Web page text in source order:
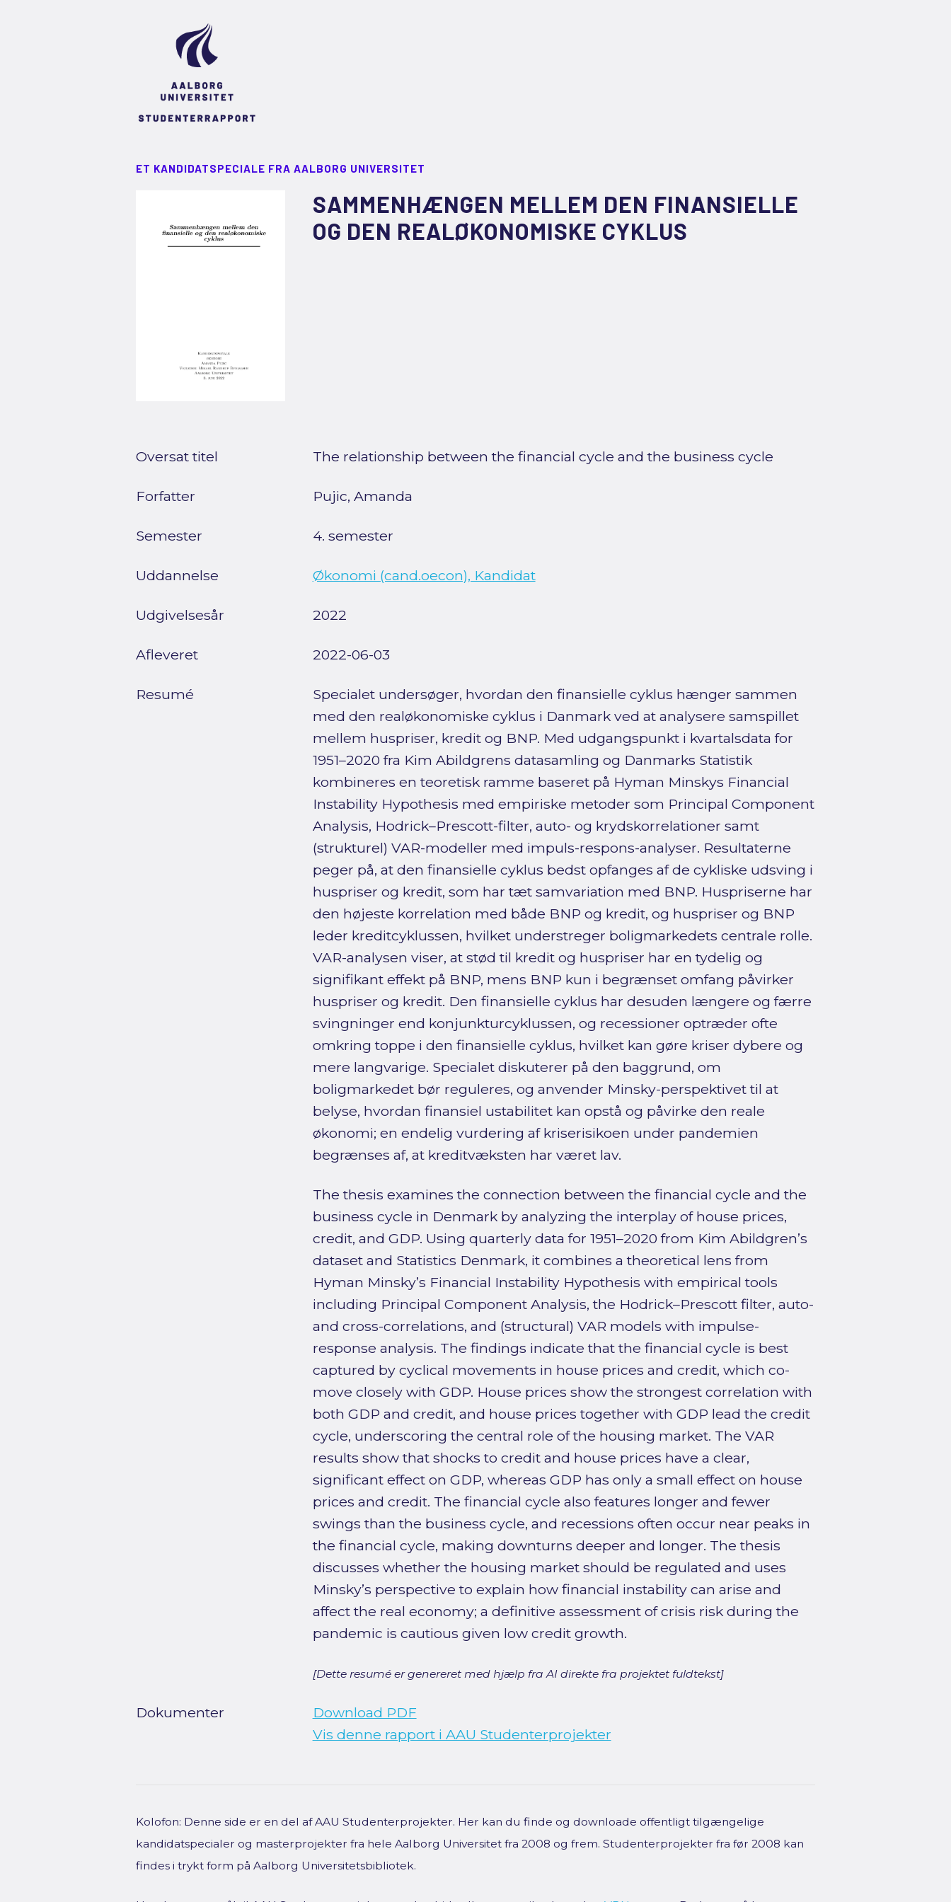
ET KANDIDATSPECIALE FRA AALBORG UNIVERSITET
SAMMENHÆNGEN MELLEM DEN FINANSIELLE
OG DEN REALØKONOMISKE CYKLUS
Oversat titel The relationship between the financial cycle and the business cycle
Forfatter Pujic, Amanda
Semester 4. semester
Uddannelse Økonomi (cand.oecon), Kandidat
Udgivelsesår 2022
Afleveret 2022-06-03
Resumé
Specialet undersøger, hvordan den finansielle cyklus hænger sammen
med den realøkonomiske cyklus i Danmark ved at analysere samspillet
mellem huspriser, kredit og BNP. Med udgangspunkt i kvartalsdata for
1951–2020 fra Kim Abildgrens datasamling og Danmarks Statistik
kombineres en teoretisk ramme baseret på Hyman Minskys Financial
Instability Hypothesis med empiriske metoder som Principal Component
Analysis, Hodrick–Prescott-filter, auto- og krydskorrelationer samt
(strukturel) VAR-modeller med impuls-respons-analyser. Resultaterne
peger på, at den finansielle cyklus bedst opfanges af de cykliske udsving i
huspriser og kredit, som har tæt samvariation med BNP. Huspriserne har
den højeste korrelation med både BNP og kredit, og huspriser og BNP
leder kreditcyklussen, hvilket understreger boligmarkedets centrale rolle.
VAR-analysen viser, at stød til kredit og huspriser har en tydelig og
signifikant effekt på BNP, mens BNP kun i begrænset omfang påvirker
huspriser og kredit. Den finansielle cyklus har desuden længere og færre
svingninger end konjunkturcyklussen, og recessioner optræder ofte
omkring toppe i den finansielle cyklus, hvilket kan gøre kriser dybere og
mere langvarige. Specialet diskuterer på den baggrund, om
boligmarkedet bør reguleres, og anvender Minsky-perspektivet til at
belyse, hvordan finansiel ustabilitet kan opstå og påvirke den reale
økonomi; en endelig vurdering af kriserisikoen under pandemien
begrænses af, at kreditvæksten har været lav.
The thesis examines the connection between the financial cycle and the
business cycle in Denmark by analyzing the interplay of house prices,
credit, and GDP. Using quarterly data for 1951–2020 from Kim Abildgren’s
dataset and Statistics Denmark, it combines a theoretical lens from
Hyman Minsky’s Financial Instability Hypothesis with empirical tools
including Principal Component Analysis, the Hodrick–Prescott filter, auto-
and cross-correlations, and (structural) VAR models with impulse-
response analysis. The findings indicate that the financial cycle is best
captured by cyclical movements in house prices and credit, which co-
move closely with GDP. House prices show the strongest correlation with
both GDP and credit, and house prices together with GDP lead the credit
cycle, underscoring the central role of the housing market. The VAR
results show that shocks to credit and house prices have a clear,
significant effect on GDP, whereas GDP has only a small effect on house
prices and credit. The financial cycle also features longer and fewer
swings than the business cycle, and recessions often occur near peaks in
the financial cycle, making downturns deeper and longer. The thesis
discusses whether the housing market should be regulated and uses
Minsky’s perspective to explain how financial instability can arise and
affect the real economy; a definitive assessment of crisis risk during the
pandemic is cautious given low credit growth.
[Dette resumé er genereret med hjælp fra AI direkte fra projektet fuldtekst]
Dokumenter
Download PDF
Vis denne rapport i AAU Studenterprojekter
Kolofon: Denne side er en del af AAU Studenterprojekter. Her kan du finde og downloade offentligt tilgængelige
kandidatspecialer og masterprojekter fra hele Aalborg Universitet fra 2008 og frem. Studenterprojekter fra før 2008 kan
findes i trykt form på Aalborg Universitetsbibliotek.